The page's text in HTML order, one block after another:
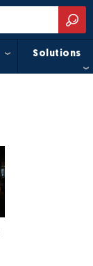
Solutions